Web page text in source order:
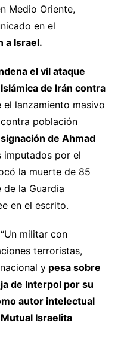
Medio Oriente,
en el
a Israel.
el vil ataque
de Irán contra
el lanzamiento masivo
población
de Ahmad
imputados por el
la muerte de 85
de la Guardia
en el escrito.
militar con
terroristas,
ypesa sobre
de Interpol por su
autor intelectual
Israelita